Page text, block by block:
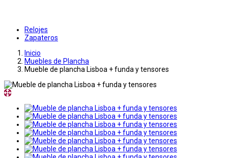
Relojes
Zapateros
Inicio
Muebles de Plancha
Mueble de plancha Lisboa + funda y tensores